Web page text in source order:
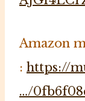
Amazon
: https://
…/